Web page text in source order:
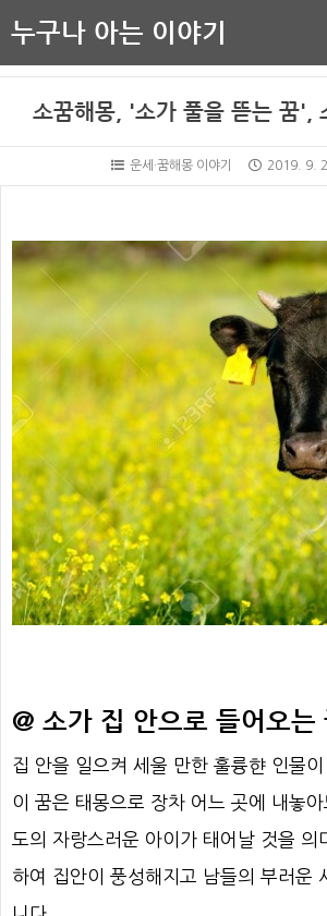
누구나 아는 이야기
소꿈해몽, '소가 풀을 뜯는 꿈',
운세·꿈해몽 이야기 2019. 9.
@ 소가 집 안으로 들어오는
집 안을 일으켜 세울 만한 훌륭햔 인물이
이 꿈은 태몽으로 장차 어느 곳에 내놓
도의 자랑스러운 아이가 태어날 것을 의
하여 집안이 풍성해지고 남들의 부러운